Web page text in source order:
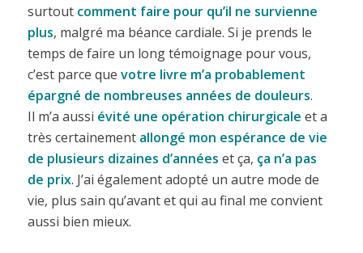
surtout comment faire pour qu’il ne survienne
plus, malgré ma béance cardiale. Si je prends le
temps de faire un long témoignage pour vous,
c’est parce que votre livre m’a probablement
épargné de nombreuses années de douleurs.
Il m’a aussi évité une opération chirurgicale et a
très certainement allongé mon espérance de vie
de plusieurs dizaines d’années et ça, ça n’a pas
de prix. J’ai également adopté un autre mode de
vie, plus sain qu’avant et qui au final me convient
aussi bien mieux.